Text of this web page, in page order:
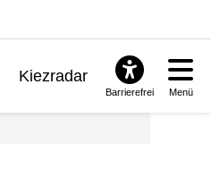
Kiezradar
Barrierefrei Menü